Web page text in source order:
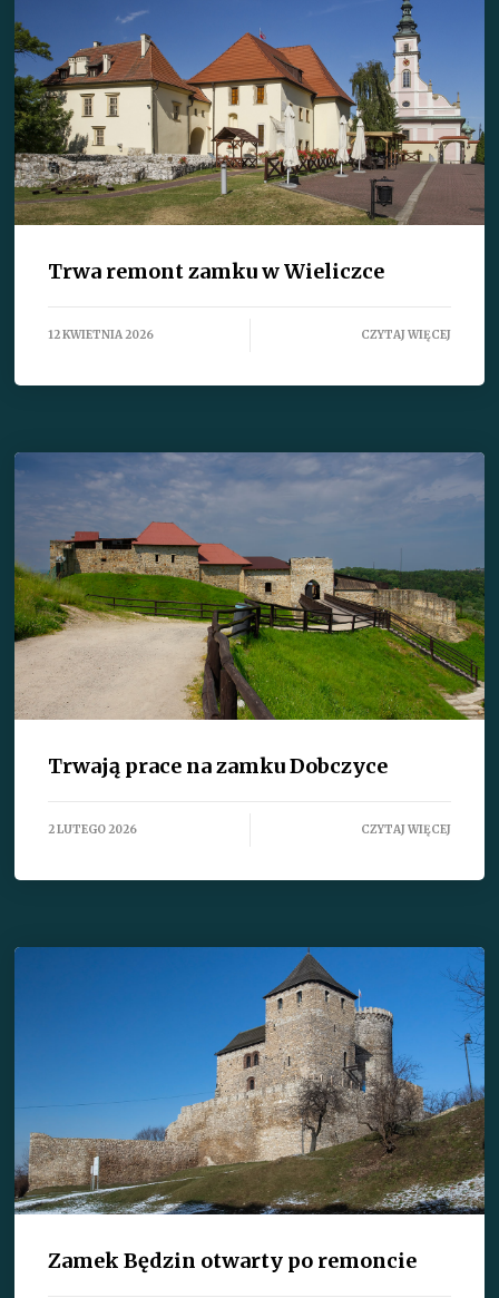
Trwa remont zamku w Wieliczce
12 KWIETNIA 2026 CZYTAJ WIĘCEJ
Trwają prace na zamku Dobczyce
2 LUTEGO 2026 CZYTAJ WIĘCEJ
Zamek Będzin otwarty po remoncie